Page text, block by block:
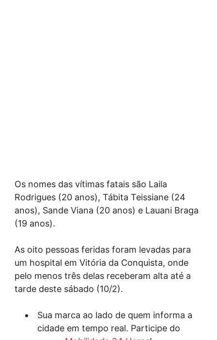
Os nomes das vítimas fatais são Laila
Rodrigues (20 anos), Tábita Teissiane (24
anos), Sande Viana (20 anos) e Lauani Braga
(19 anos).
As oito pessoas feridas foram levadas para
um hospital em Vitória da Conquista, onde
pelo menos três delas receberam alta até a
tarde deste sábado (10/2).
Sua marca ao lado de quem informa a
cidade em tempo real. Participe do